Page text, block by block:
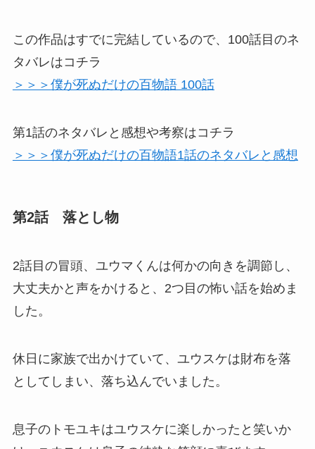
この作品はすでに完結しているので、100話目のネ
タバレはコチラ
＞＞＞僕が死ぬだけの百物語 100話
第1話のネタバレと感想や考察はコチラ
＞＞＞僕が死ぬだけの百物語1話のネタバレと感想
第2話 落とし物
2話目の冒頭、ユウマくんは何かの向きを調節し、
大丈夫かと声をかけると、2つ目の怖い話を始めま
した。
休日に家族で出かけていて、ユウスケは財布を落
としてしまい、落ち込んでいました。
息子のトモユキはユウスケに楽しかったと笑いか